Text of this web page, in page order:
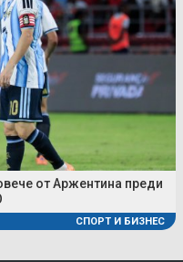
от Аржентина преди
СПОРТ И БИЗНЕС